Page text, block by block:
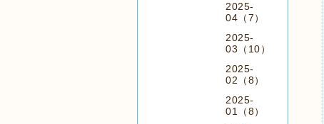
2025-
04（7）
2025-
03（10）
2025-
02（8）
2025-
01（8）